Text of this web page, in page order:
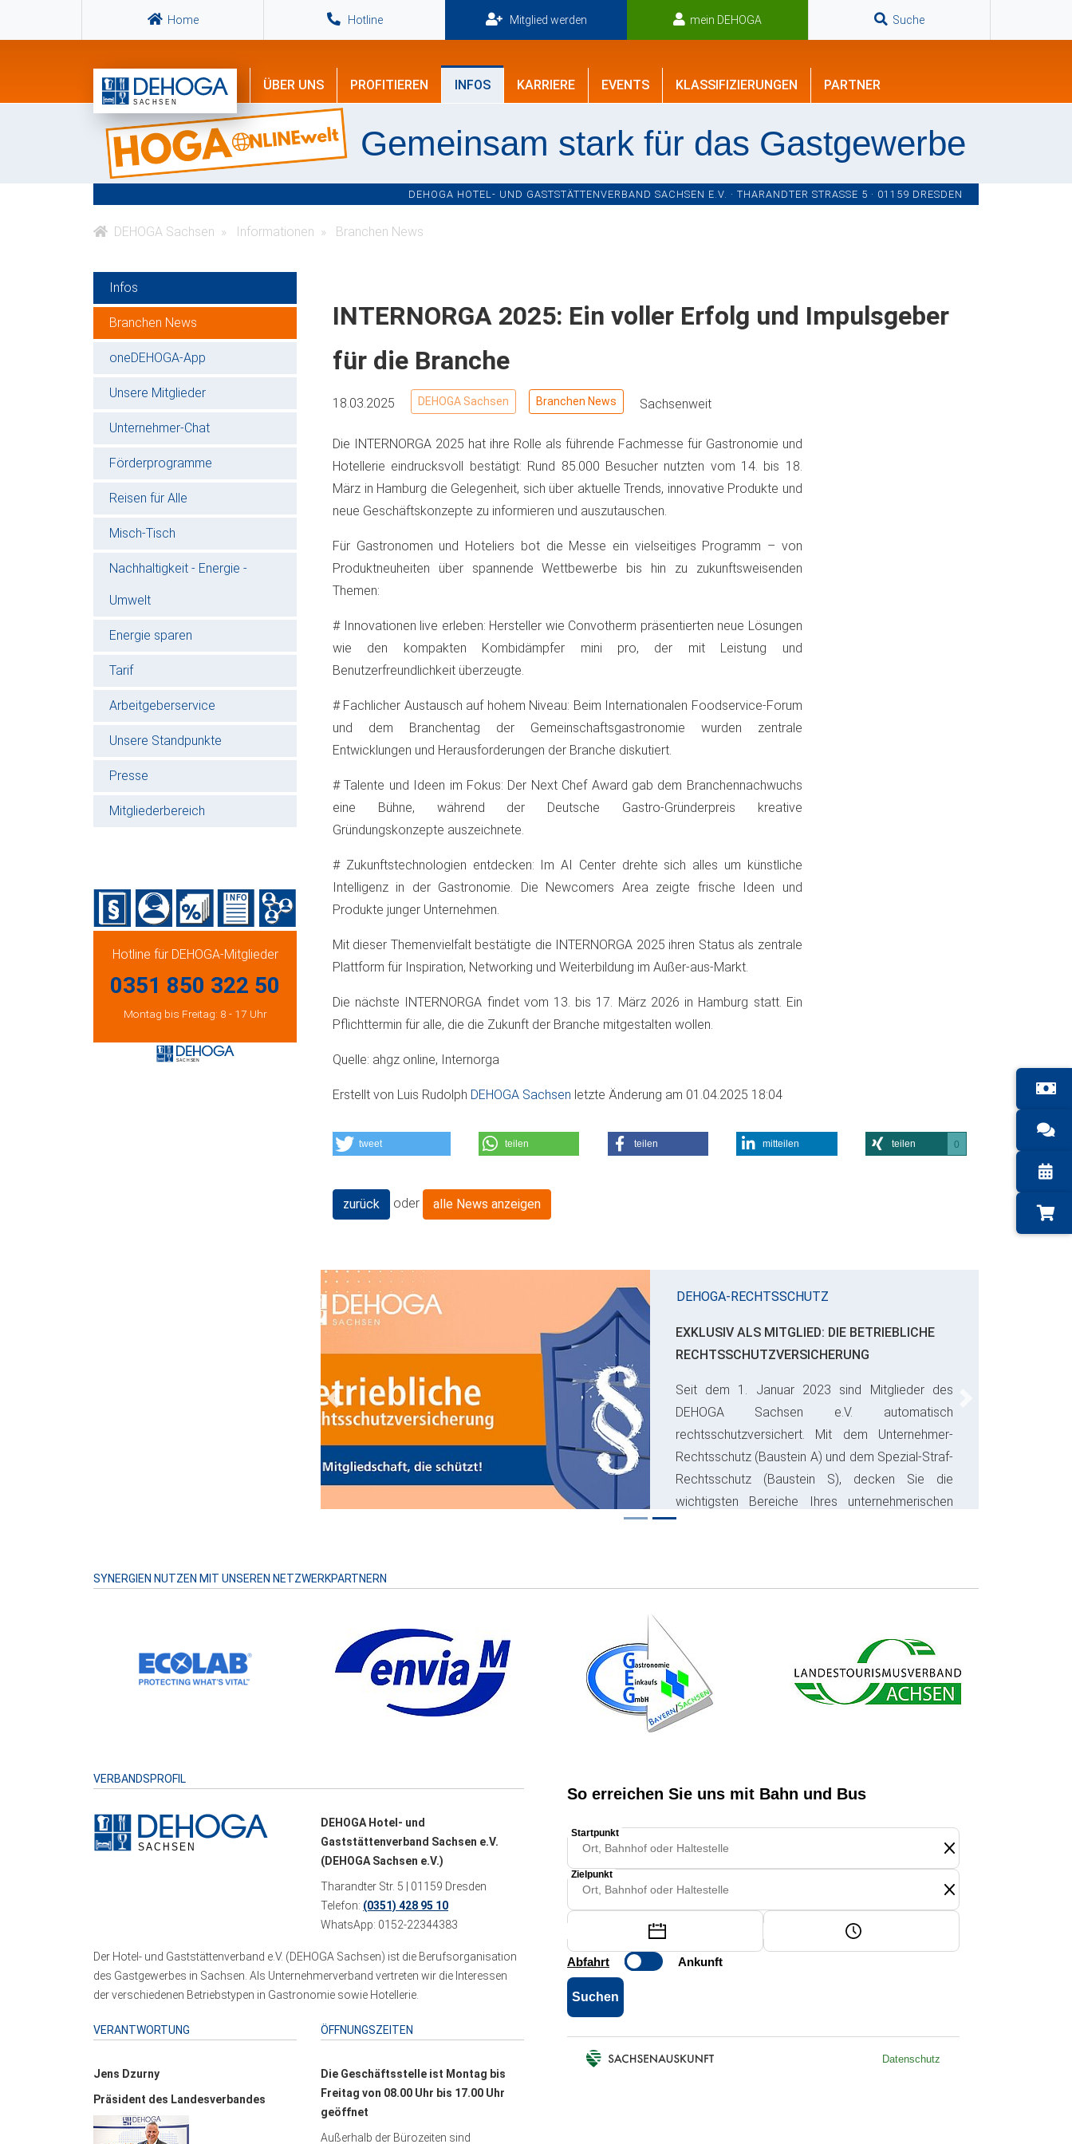
Home Hotline Mitglied werden mein DEHOGA Suche
ÜBER UNS PROFITIEREN INFOS KARRIERE EVENTS KLASSIFIZIERUNGEN PARTNER
Gemeinsam stark für das Gastgewerbe
DEHOGA HOTEL- UND GASTSTÄTTENVERBAND SACHSEN E.V. · THARANDTER STRASSE 5 · 01159 DRESDEN
DEHOGA Sachsen Informationen Branchen News
Infos
Branchen News
oneDEHOGA-App
Unsere Mitglieder
Unternehmer-Chat
Förderprogramme
Reisen für Alle
Misch-Tisch
Nachhaltigkeit - Energie -
Umwelt
Energie sparen
Tarif
Arbeitgeberservice
Unsere Standpunkte
Presse
Mitgliederbereich
Hotline für DEHOGA-Mitglieder
0351 850 322 50
Montag bis Freitag: 8 - 17 Uhr
INTERNORGA 2025: Ein voller Erfolg und Impulsgeber
für die Branche
18.03.2025 DEHOGA Sachsen Branchen News Sachsenweit
Die INTERNORGA 2025 hat ihre Rolle als führende Fachmesse für Gastronomie und
Hotellerie eindrucksvoll bestätigt: Rund 85.000 Besucher nutzten vom 14. bis 18.
März in Hamburg die Gelegenheit, sich über aktuelle Trends, innovative Produkte und
neue Geschäftskonzepte zu informieren und auszutauschen.
Für Gastronomen und Hoteliers bot die Messe ein vielseitiges Programm – von
Produktneuheiten über spannende Wettbewerbe bis hin zu zukunftsweisenden
Themen:
# Innovationen live erleben: Hersteller wie Convotherm präsentierten neue Lösungen
wie den kompakten Kombidämpfer mini pro, der mit Leistung und
Benutzerfreundlichkeit überzeugte.
# Fachlicher Austausch auf hohem Niveau: Beim Internationalen Foodservice-Forum
und dem Branchentag der Gemeinschaftsgastronomie wurden zentrale
Entwicklungen und Herausforderungen der Branche diskutiert.
# Talente und Ideen im Fokus: Der Next Chef Award gab dem Branchennachwuchs
eine Bühne, während der Deutsche Gastro-Gründerpreis kreative
Gründungskonzepte auszeichnete.
# Zukunftstechnologien entdecken: Im AI Center drehte sich alles um künstliche
Intelligenz in der Gastronomie. Die Newcomers Area zeigte frische Ideen und
Produkte junger Unternehmen.
Mit dieser Themenvielfalt bestätigte die INTERNORGA 2025 ihren Status als zentrale
Plattform für Inspiration, Networking und Weiterbildung im Außer-aus-Markt.
Die nächste INTERNORGA findet vom 13. bis 17. März 2026 in Hamburg statt. Ein
Pflichttermin für alle, die die Zukunft der Branche mitgestalten wollen.
Quelle: ahgz online, Internorga
Erstellt von Luis Rudolph DEHOGA Sachsen letzte Änderung am 01.04.2025 18:04
tweet teilen teilen mitteilen teilen 0
zurück oder alle News anzeigen
DEHOGA-RECHTSSCHUTZ
EXKLUSIV ALS MITGLIED: DIE BETRIEBLICHE
RECHTSSCHUTZVERSICHERUNG
Seit dem 1. Januar 2023 sind Mitglieder des
DEHOGA Sachsen e.V. automatisch
rechtsschutzversichert. Mit dem Unternehmer-
Rechtsschutz (Baustein A) und dem Spezial-Straf-
Rechtsschutz (Baustein S), decken Sie die
wichtigsten Bereiche Ihres unternehmerischen
Risikos ab und sparen bares Geld.
Previous
SYNERGIEN NUTZEN MIT UNSEREN NETZWERKPARTNERN
VERBANDSPROFIL
DEHOGA Hotel- und
Gaststättenverband Sachsen e.V.
(DEHOGA Sachsen e.V.)
Tharandter Str. 5 | 01159 Dresden
Telefon: (0351) 428 95 10
WhatsApp: 0152-22344383
Der Hotel- und Gaststättenverband e.V. (DEHOGA Sachsen) ist die Berufsorganisation
des Gastgewerbes in Sachsen. Als Unternehmerverband vertreten wir die Interessen
der verschiedenen Betriebstypen in Gastronomie sowie Hotellerie.
VERANTWORTUNG
Jens Dzurny
Präsident des Landesverbandes
ÖFFNUNGSZEITEN
Die Geschäftsstelle ist Montag bis
Freitag von 08.00 Uhr bis 17.00 Uhr
geöffnet
Außerhalb der Bürozeiten sind